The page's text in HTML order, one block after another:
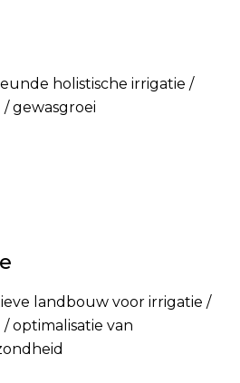
holistische irrigatie /
gewasgroei
landbouw voor irrigatie /
optimalisatie van